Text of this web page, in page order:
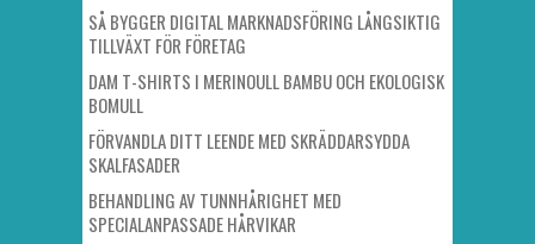
SÅ BYGGER DIGITAL MARKNADSFÖRING LÅNGSIKTIG
TILLVÄXT FÖR FÖRETAG
DAM T-SHIRTS I MERINOULL BAMBU OCH EKOLOGISK
BOMULL
FÖRVANDLA DITT LEENDE MED SKRÄDDARSYDDA
SKALFASADER
BEHANDLING AV TUNNHÅRIGHET MED
SPECIALANPASSADE HÅRVIKAR